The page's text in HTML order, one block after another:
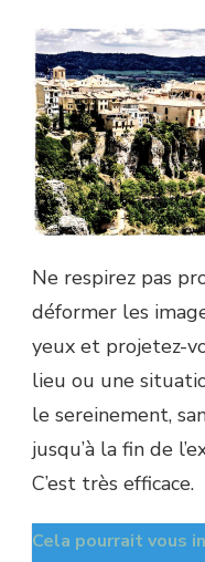
Ne respirez pas
déformer les
yeux et projetez-
lieu ou une
le sereinement,
jusqu’à la fin de
C’est très efficace.
Cela pourrait vous